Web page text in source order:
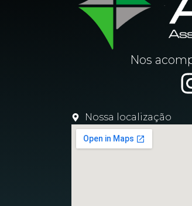
Nos
Nossa localização